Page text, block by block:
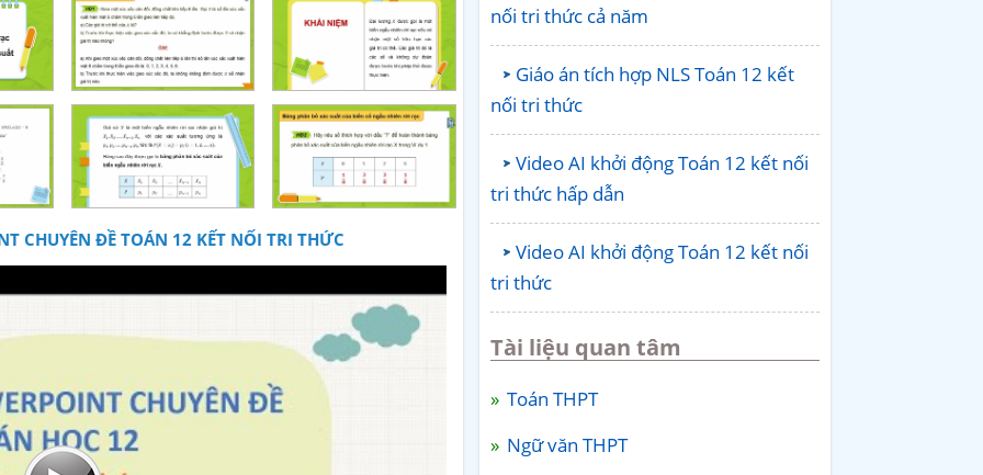
CHUYÊN ĐỀ TOÁN 12 KẾT NỐI TRI THỨC
nối tri thức cả năm
Giáo án tích hợp NLS Toán 12 kết
nối tri thức
Video AI khởi động Toán 12 kết nối
tri thức hấp dẫn
Video AI khởi động Toán 12 kết nối
tri thức
Tài liệu quan tâm
Toán THPT
Ngữ văn THPT